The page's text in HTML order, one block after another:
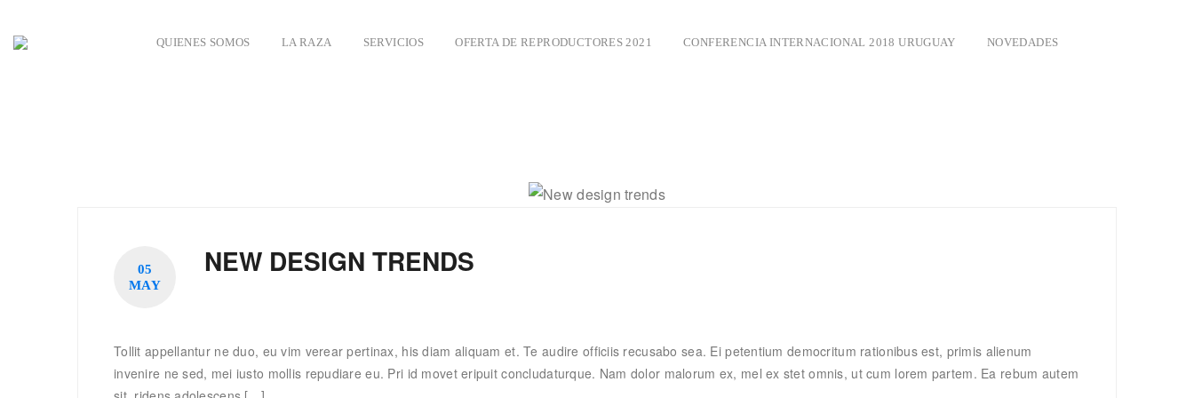
QUIENES SOMOS LA RAZA SERVICIOS OFERTA DE REPRODUCTORES 2021 CONFERENCIA INTERNACIONAL 2018 URUGUAY NOVEDADES
05
MAY
NEW DESIGN TRENDS
Tollit appellantur ne duo, eu vim verear pertinax, his diam aliquam et. Te audire officiis recusabo sea. Ei petentium democritum rationibus est, primis alienum
invenire ne sed, mei iusto mollis repudiare eu. Pri id movet eripuit concludaturque. Nam dolor malorum ex, mel ex stet omnis, ut cum lorem partem. Ea rebum autem